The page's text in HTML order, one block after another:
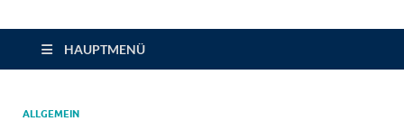
HAUPTMENÜ
ALLGEMEIN